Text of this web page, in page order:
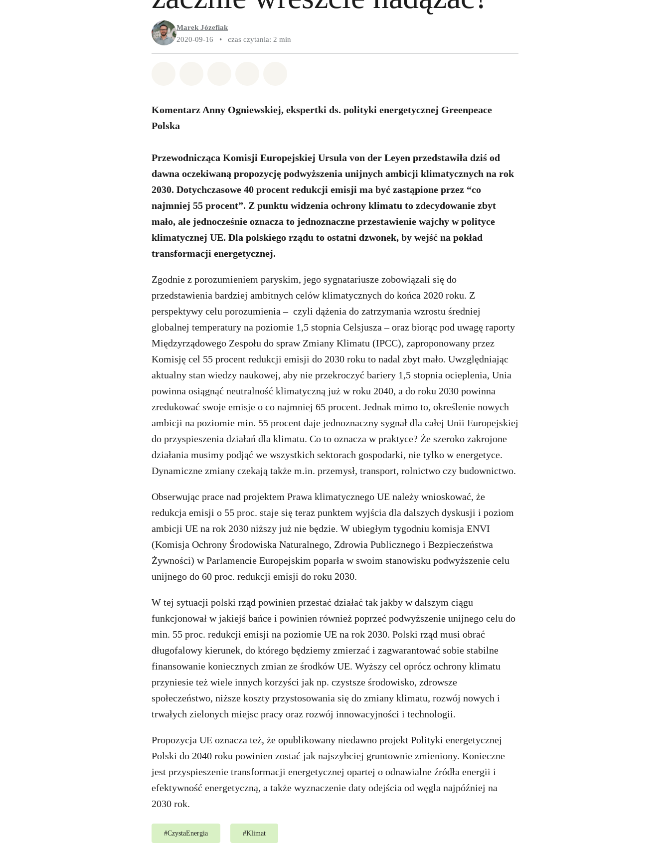
Marek Józefiak
2020-09-16
• czas czytania: 2 min
Komentarz Anny Ogniewskiej, ekspertki ds. polityki energetycznej Greenpeace
Polska
Przewodnicząca Komisji Europejskiej Ursula von der Leyen przedstawiła dziś od
dawna oczekiwaną propozycję podwyższenia unijnych ambicji klimatycznych na rok
2030. Dotychczasowe 40 procent redukcji emisji ma być zastąpione przez “co
najmniej 55 procent”. Z punktu widzenia ochrony klimatu to zdecydowanie zbyt
mało, ale jednocześnie oznacza to jednoznaczne przestawienie wajchy w polityce
klimatycznej UE. Dla polskiego rządu to ostatni dzwonek, by wejść na pokład
transformacji energetycznej.
Zgodnie z porozumieniem paryskim, jego sygnatariusze zobowiązali się do
przedstawienia bardziej ambitnych celów klimatycznych do końca 2020 roku. Z
perspektywy celu porozumienia – czyli dążenia do zatrzymania wzrostu średniej
globalnej temperatury na poziomie 1,5 stopnia Celsjusza – oraz biorąc pod uwagę raporty
Międzyrządowego Zespołu do spraw Zmiany Klimatu (IPCC), zaproponowany przez
Komisję cel 55 procent redukcji emisji do 2030 roku to nadal zbyt mało. Uwzględniając
aktualny stan wiedzy naukowej, aby nie przekroczyć bariery 1,5 stopnia ocieplenia, Unia
powinna osiągnąć neutralność klimatyczną już w roku 2040, a do roku 2030 powinna
zredukować swoje emisje o co najmniej 65 procent. Jednak mimo to, określenie nowych
ambicji na poziomie min. 55 procent daje jednoznaczny sygnał dla całej Unii Europejskiej
do przyspieszenia działań dla klimatu. Co to oznacza w praktyce? Że szeroko zakrojone
działania musimy podjąć we wszystkich sektorach gospodarki, nie tylko w energetyce.
Dynamiczne zmiany czekają także m.in. przemysł, transport, rolnictwo czy budownictwo.
Obserwując prace nad projektem Prawa klimatycznego UE należy wnioskować, że
redukcja emisji o 55 proc. staje się teraz punktem wyjścia dla dalszych dyskusji i poziom
ambicji UE na rok 2030 niższy już nie będzie. W ubiegłym tygodniu komisja ENVI
(Komisja Ochrony Środowiska Naturalnego, Zdrowia Publicznego i Bezpieczeństwa
Żywności) w Parlamencie Europejskim poparła w swoim stanowisku podwyższenie celu
unijnego do 60 proc. redukcji emisji do roku 2030.
W tej sytuacji polski rząd powinien przestać działać tak jakby w dalszym ciągu
funkcjonował w jakiejś bańce i powinien również poprzeć podwyższenie unijnego celu do
min. 55 proc. redukcji emisji na poziomie UE na rok 2030. Polski rząd musi obrać
długofalowy kierunek, do którego będziemy zmierzać i zagwarantować sobie stabilne
finansowanie koniecznych zmian ze środków UE. Wyższy cel oprócz ochrony klimatu
przyniesie też wiele innych korzyści jak np. czystsze środowisko, zdrowsze
społeczeństwo, niższe koszty przystosowania się do zmiany klimatu, rozwój nowych i
trwałych zielonych miejsc pracy oraz rozwój innowacyjności i technologii.
Propozycja UE oznacza też, że opublikowany niedawno projekt Polityki energetycznej
Polski do 2040 roku powinien zostać jak najszybciej gruntownie zmieniony. Konieczne
jest przyspieszenie transformacji energetycznej opartej o odnawialne źródła energii i
efektywność energetyczną, a także wyznaczenie daty odejścia od węgla najpóźniej na
2030 rok.
#CzystaEnergia #Klimat